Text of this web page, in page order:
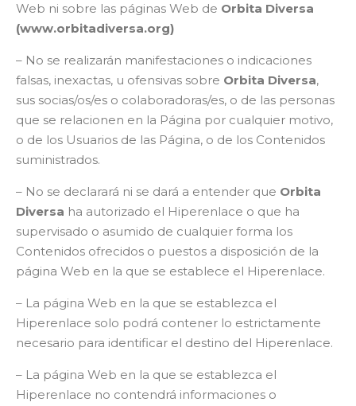
Web ni sobre las páginas Web de Orbita Diversa
(www.orbitadiversa.org)
– No se realizarán manifestaciones o indicaciones
falsas, inexactas, u ofensivas sobre Orbita Diversa,
sus socias/os/es o colaboradoras/es, o de las personas
que se relacionen en la Página por cualquier motivo,
o de los Usuarios de las Página, o de los Contenidos
suministrados.
– No se declarará ni se dará a entender que Orbita
Diversa ha autorizado el Hiperenlace o que ha
supervisado o asumido de cualquier forma los
Contenidos ofrecidos o puestos a disposición de la
página Web en la que se establece el Hiperenlace.
– La página Web en la que se establezca el
Hiperenlace solo podrá contener lo estrictamente
necesario para identificar el destino del Hiperenlace.
– La página Web en la que se establezca el
Hiperenlace no contendrá informaciones o